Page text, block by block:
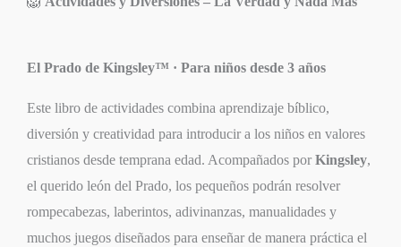
El Prado de Kingsley™ · Para niños desde 3 años
Este libro de actividades combina aprendizaje bíblico,
diversión y creatividad para introducir a los niños en valores
cristianos desde temprana edad. Acompañados por Kingsley,
el querido león del Prado, los pequeños podrán resolver
rompecabezas, laberintos, adivinanzas, manualidades y
muchos juegos diseñados para enseñar de manera práctica el